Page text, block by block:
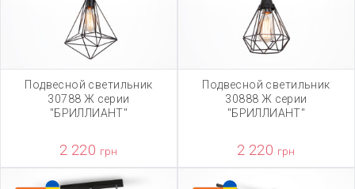
Подвесной светильник
30788 Ж серии
"БРИЛЛИАНТ"
2 220 грн
Подвесной светильник
30888 Ж серии
"БРИЛЛИАНТ"
2 220 грн